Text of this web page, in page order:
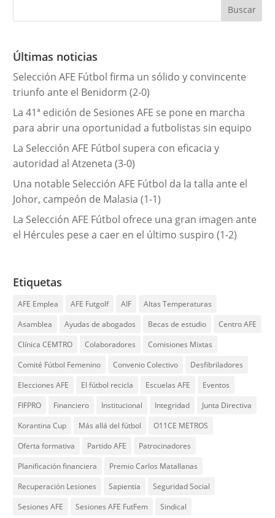
g
r
a
s
Últimas noticias
Selección AFE Fútbol firma un sólido y convincente
triunfo ante el Benidorm (2-0)
La 41ª edición de Sesiones AFE se pone en marcha
para abrir una oportunidad a futbolistas sin equipo
La Selección AFE Fútbol supera con eficacia y
autoridad al Atzeneta (3-0)
Una notable Selección AFE Fútbol da la talla ante el
Johor, campeón de Malasia (1-1)
La Selección AFE Fútbol ofrece una gran imagen ante
el Hércules pese a caer en el último suspiro (1-2)
Etiquetas
AFE Emplea AFE Futgolf AIF
Altas Temperaturas
Asamblea
Ayudas de abogados Becas de estudio
Centro AFE
Clínica CEMTRO
Colaboradores
Comisiones Mixtas
Comité Fútbol Femenino
Convenio Colectivo
Desfibriladores
Elecciones AFE
El fútbol recicla Escuelas AFE
Eventos
FIFPRO
Financiero Institucional Integridad
Junta Directiva
Korantina Cup
Más allá del fútbol
O11CE METROS
Oferta formativa
Partido AFE
Patrocinadores
Planificación financiera
Premio Carlos Matallanas
Recuperación Lesiones
Sapientia
Seguridad Social
Sesiones AFE
Sesiones AFE FutFem
Sindical